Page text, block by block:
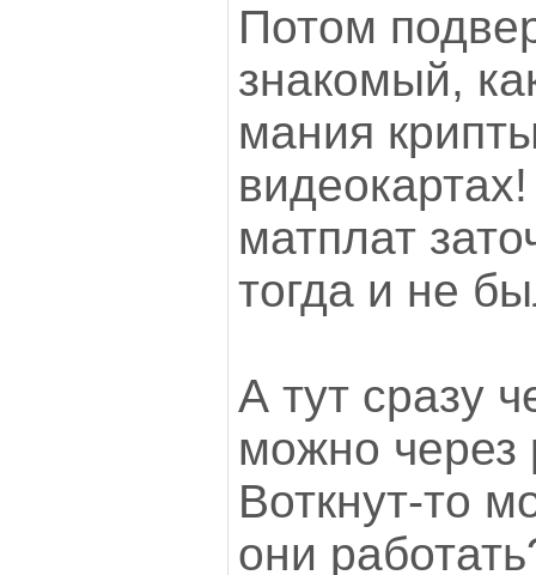
Потом
знакомый,
мания
матплат
тогда и не
А тут сразу
можно через
Воткнут-то
они